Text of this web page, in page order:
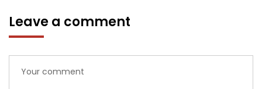
Leave a comment